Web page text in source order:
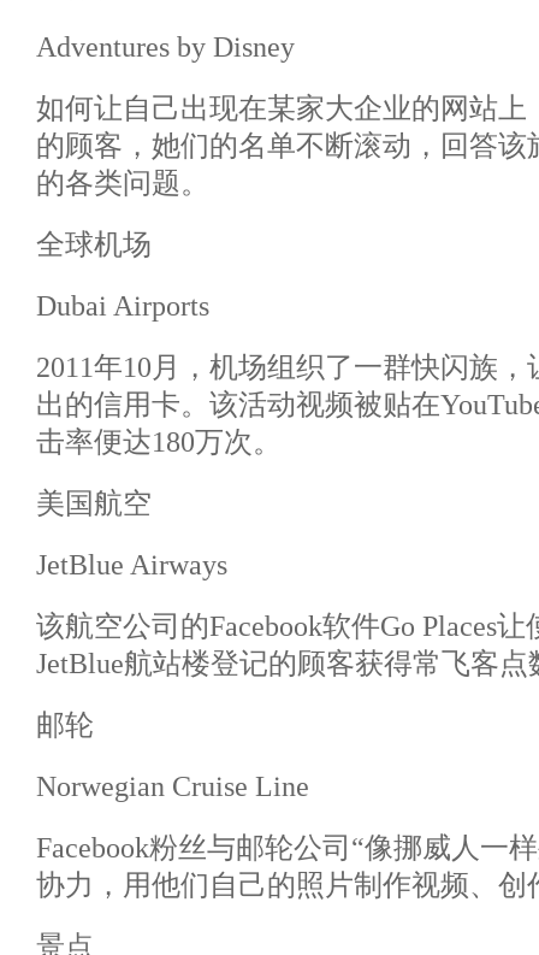
Adventures by Disney
如何让自己出现在某家大企业的网站上
的顾客，她们的名单不断滚动，回答该
的各类问题。
全球机场
Dubai Airports
2011年10月，机场组织了一群快闪族
出的信用卡。该活动视频被贴在
击率便达180万次。
美国航空
JetBlue Airways
该航空公司的Facebook软件Go Places让
JetBlue航站楼登记的顾客获得常飞客点
邮轮
Norwegian Cruise Line
Facebook粉丝与邮轮公司“像挪威人一
协力，用他们自己的照片制作视频、创
景点